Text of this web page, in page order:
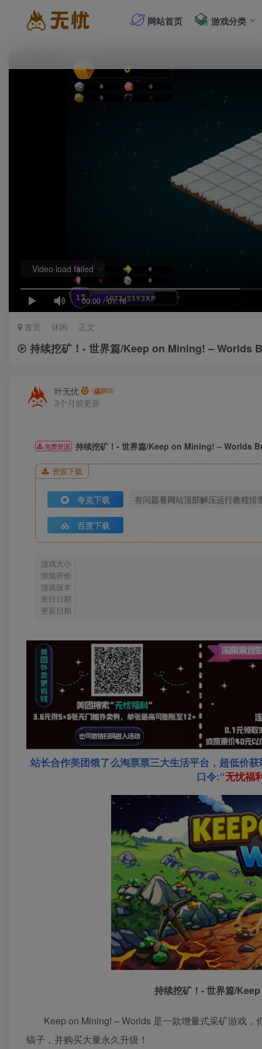
网站首页 游戏分类
00:00 /01:16
Video load failed
首页 休闲 正文
持续挖矿！- 世界篇/Keep on Mining! – Worlds
叶无忧
3个月前更新
免费资源 持续挖矿！- 世界篇/Keep on Mining! – Worlds
资源下载
夸克下载 有问题看网站顶部解压运行教程排
百度下载
游戏大小：
游戏评价：
游戏版本：
发行日期：
更新日期：
站长合作美团饿了么淘票票三大生活平台，超低价
口令:“无忧福
持续挖矿！- 世界篇/
Keep on Mining! – Worlds 是一款增量式采矿游戏
镐子，并购买大量永久升级！